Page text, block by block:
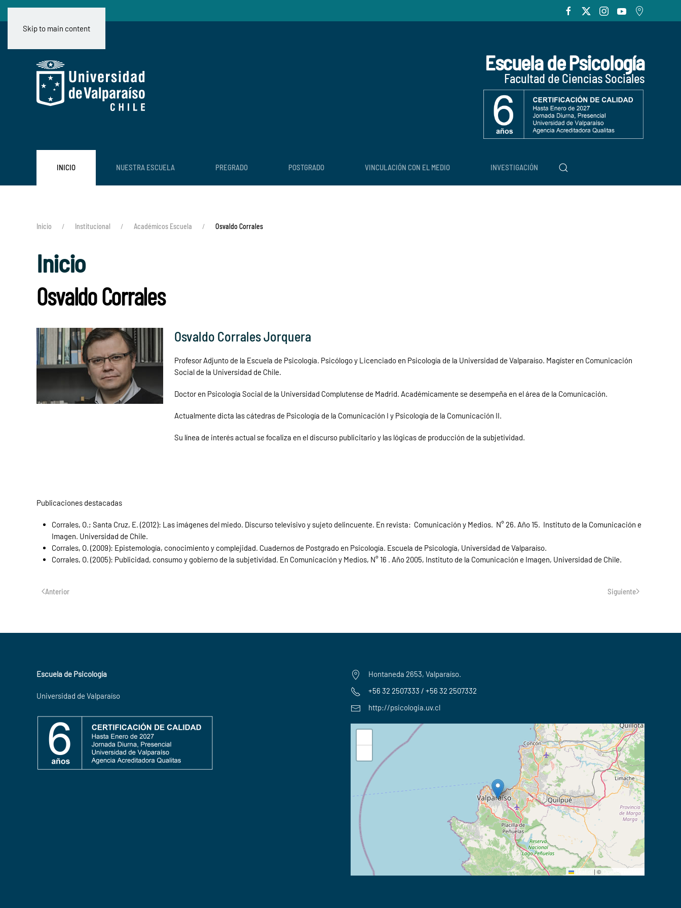
Skip to main content
Escuela de Psicología
Facultad de Ciencias Sociales
INICIO NUESTRA ESCUELA PREGRADO POSTGRADO VINCULACIÓN CON EL MEDIO INVESTIGACIÓN
Inicio Institucional Académicos Escuela Osvaldo Corrales
Inicio
Osvaldo Corrales
Osvaldo Corrales Jorquera
Profesor Adjunto de la Escuela de Psicología. Psicólogo y Licenciado en Psicología de la Universidad de Valparaíso. Magíster en Comunicación
Social de la Universidad de Chile.
Doctor en Psicología Social de la Universidad Complutense de Madrid. Académicamente se desempeña en el área de la Comunicación.
Actualmente dicta las cátedras de Psicología de la Comunicación I y Psicología de la Comunicación II.
Su línea de interés actual se focaliza en el discurso publicitario y las lógicas de producción de la subjetividad.
Publicaciones destacadas
Corrales, O.; Santa Cruz, E. (2012): Las imágenes del miedo. Discurso televisivo y sujeto delincuente. En revista: Comunicación y Medios. N° 26. Año 15. Instituto de la Comunicación e
Imagen. Universidad de Chile.
Corrales, O. (2009): Epistemología, conocimiento y complejidad. Cuadernos de Postgrado en Psicología. Escuela de Psicología, Universidad de Valparaíso.
Corrales, O. (2005): Publicidad, consumo y gobierno de la subjetividad. En Comunicación y Medios, N° 16 . Año 2005, Instituto de la Comunicación e Imagen, Universidad de Chile.
Anterior Siguiente
Escuela de Psicología
Universidad de Valparaíso
Hontaneda 2653, Valparaíso.
+56 32 2507333 / +56 32 2507332
http://psicologia.uv.cl
Leaflet | ©